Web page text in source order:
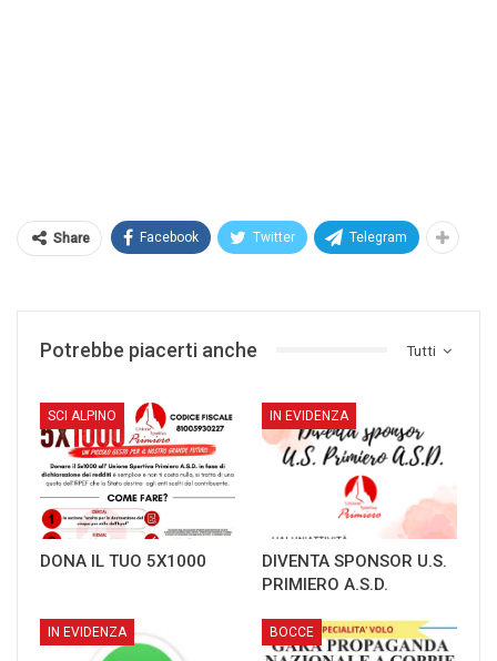
Share Facebook Twitter Telegram
Tutti
Potrebbe piacerti anche
SCI ALPINO
DONA IL TUO 5X1000
IN EVIDENZA
DIVENTA SPONSOR U.S.
PRIMIERO A.S.D.
IN EVIDENZA BOCCE